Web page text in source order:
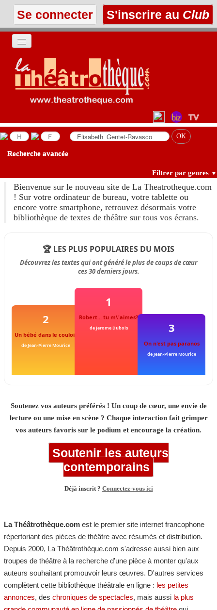
Se connecter S'inscrire au Club
ACCUEIL
LES TEXTES
LES ANNONCES
Recherche avancée
Filtrer par genres ▼
Bienvenue sur le nouveau site de La Theatrotheque.com
! Sur votre ordinateur de bureau, votre tablette ou
encore votre smartphone, retrouvez désormais votre
bibliothèque de textes de théâtre sur tous vos écrans.
🏆 LES PLUS POPULAIRES DU MOIS
Découvrez les textes qui ont généré le plus de coups de cœur
ces 30 derniers jours.
1
Robert... tu m\'aimes?
de Jerome Dubois
2
Un bébé dans le couloir
de Jean-Pierre Mourice
3
On n'est pas paranos
de Jean-Pierre Mourice
Soutenez vos auteurs préférés ! Un coup de cœur, une envie de
lecture ou une mise en scène ? Chaque interaction fait grimper
vos auteurs favoris sur le podium et encourage la création.
Soutenir les auteurs
contemporains
Déjà inscrit ? Connectez-vous ici
La Théâtrothèque.com est le premier site internet francophone
répertoriant des pièces de théâtre avec résumés et distribution.
Depuis 2000, La Théâtrothèque.com s'adresse aussi bien aux
troupes de théâtre à la recherche d'une pièce à monter qu'aux
auteurs souhaitant promouvoir leurs œuvres. D'autres services
complètent cette bibliothèque théâtrale en ligne : les petites
annonces, des chroniques de spectacles, mais aussi la plus